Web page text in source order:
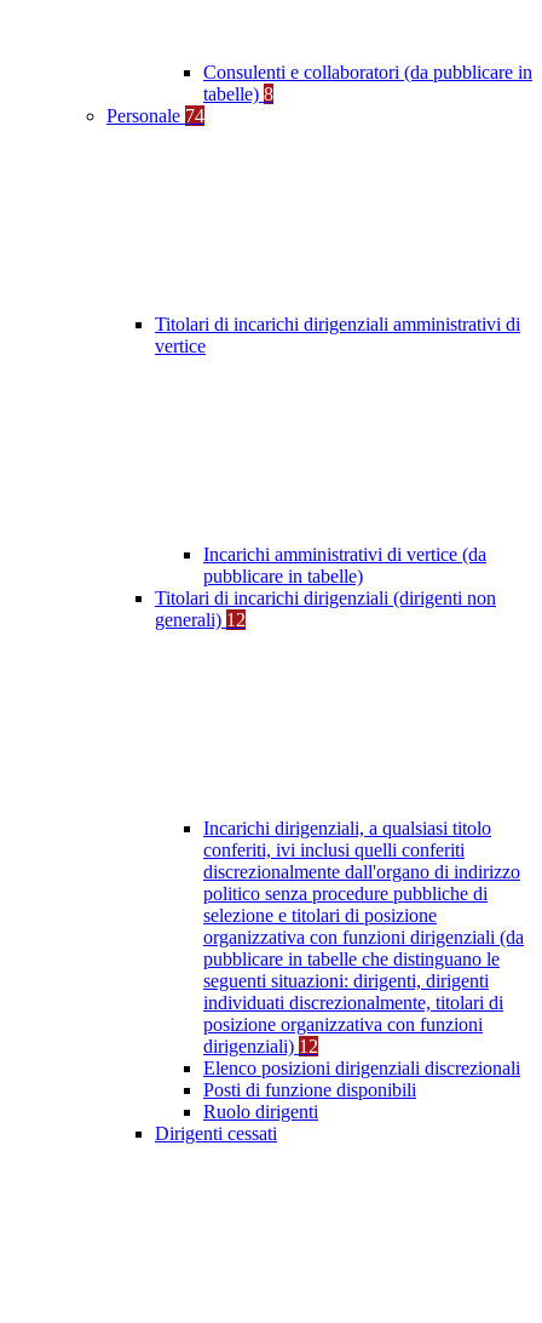
Consulenti e collaboratori (da pubblicare in
tabelle) 8
Personale 74
Titolari di incarichi dirigenziali amministrativi di
vertice
Incarichi amministrativi di vertice (da
pubblicare in tabelle)
Titolari di incarichi dirigenziali (dirigenti non
generali) 12
Incarichi dirigenziali, a qualsiasi titolo
conferiti, ivi inclusi quelli conferiti
discrezionalmente dall'organo di indirizzo
politico senza procedure pubbliche di
selezione e titolari di posizione
organizzativa con funzioni dirigenziali (da
pubblicare in tabelle che distinguano le
seguenti situazioni: dirigenti, dirigenti
individuati discrezionalmente, titolari di
posizione organizzativa con funzioni
dirigenziali) 12
Elenco posizioni dirigenziali discrezionali
Posti di funzione disponibili
Ruolo dirigenti
Dirigenti cessati